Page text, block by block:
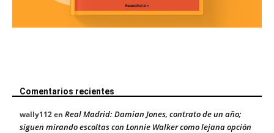
Comentarios recientes
wally112en Real Madrid: Damian Jones, contrato de un año;
siguen mirando escoltas con Lonnie Walker como lejana opción